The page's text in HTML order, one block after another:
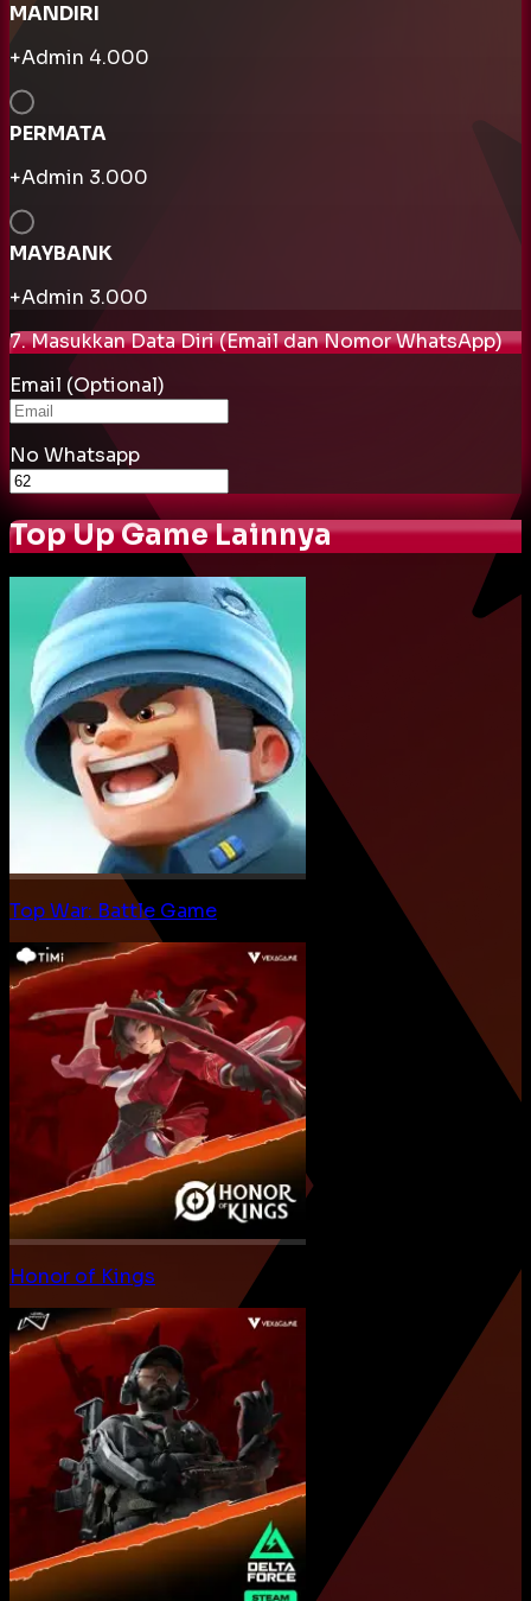
MANDIRI
+Admin 4.000
PERMATA
+Admin 3.000
MAYBANK
+Admin 3.000
7. Masukkan Data Diri (Email dan Nomor WhatsApp)
Email (Optional)
No Whatsapp
Top Up Game Lainnya
Top War: Battle Game
Honor of Kings